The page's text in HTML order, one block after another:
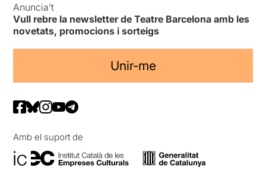
Anuncia’t
Vull rebre la newsletter de Teatre Barcelona amb les
novetats, promocions i sorteigs
Unir-me
Amb el suport de